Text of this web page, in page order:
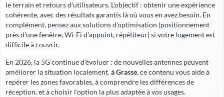
le terrain et retours d'utilisateurs. L'objectif : obtenir une expérience
cohérente, avec des résultats garantis là où vous en avez besoin. En
complément, pensez aux solutions d'optimisation (positionnement
près d'une fenêtre, Wi-Fi d'appoint, répétiteur) si votre logement est
difficile à couvrir.
En 2026, la 5G continue d'évoluer : de nouvelles antennes peuvent
améliorer la situation localement.à Grasse, ce contenu vous aide à
repérer les zones favorables, à comprendre les différences de
réception, et à choisir l'option la plus adaptée à vos usages.